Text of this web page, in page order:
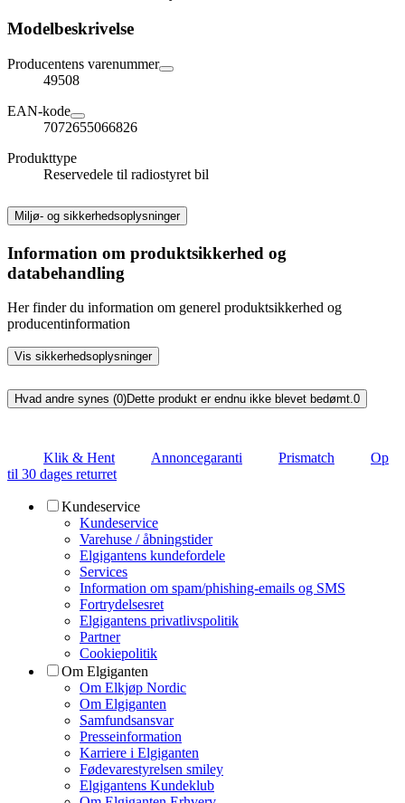
Modelbeskrivelse
Producentens varenummer
49508
EAN-kode
7072655066826
Produkttype
Reservedele til radiostyret bil
Miljø- og sikkerhedsoplysninger
Information om produktsikkerhed og
databehandling
Her finder du information om generel produktsikkerhed og
producentinformation
Vis sikkerhedsoplysninger
Hvad andre synes (0)Dette produkt er endnu ikke blevet bedømt.0
Klik & Hent Annoncegaranti Prismatch
Op
til 30 dages returret
Kundeservice
Kundeservice
Varehuse / åbningstider
Elgigantens kundefordele
Services
Information om spam/phishing-emails og SMS
Fortrydelsesret
Elgigantens privatlivspolitik
Partner
Cookiepolitik
Om Elgiganten
Om Elkjøp Nordic
Om Elgiganten
Samfundsansvar
Presseinformation
Karriere i Elgiganten
Fødevarestyrelsen smiley
Elgigantens Kundeklub